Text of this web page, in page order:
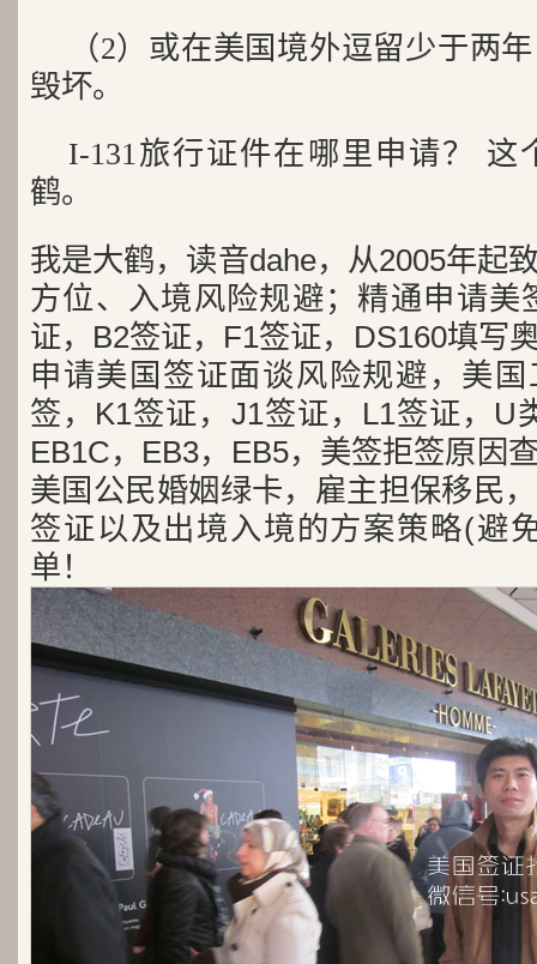
（2）或在美国境外逗留少于两
毁坏。
I-131旅行证件在哪里申请？ 这
鹤。
我是大鹤，读音dahe，从2005年起
方位、入境风险规避；精通申请美
证，B2签证，F1签证，DS160填写
申请美国签证面谈风险规避，美
签，K1签证，J1签证，L1签证，U
EB1C，EB3，EB5，美签拒签原因
美国公民婚姻绿卡，雇主担保移民
签证以及出境入境的方案策略(避
单！